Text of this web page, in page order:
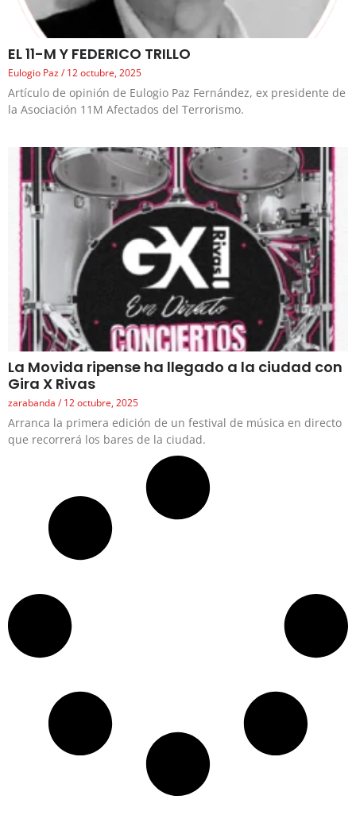
EL 11-M Y FEDERICO TRILLO
Eulogio Paz 12 octubre, 2025
Artículo de opinión de Eulogio Paz Fernández, ex presidente de
la Asociación 11M Afectados del Terrorismo.
La Movida ripense ha llegado a la ciudad con
Gira X Rivas
zarabanda 12 octubre, 2025
Arranca la primera edición de un festival de música en directo
que recorrerá los bares de la ciudad.